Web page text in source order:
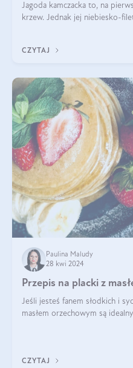
Jagoda kamczacka to, na
krzew. Jednak jej niebiesko-
CZYTAJ
Paulina Maludy
28 kwi 2024
Przepis na placki z
Jeśli jesteś fanem słodkich i
masłem orzechowym są
CZYTAJ